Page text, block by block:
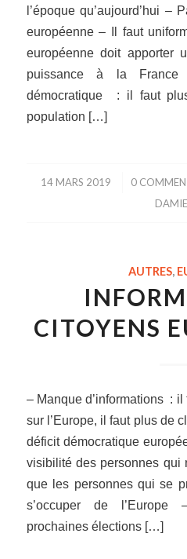
l’époque qu’aujourd’hui –
européenne – Il faut
européenne doit apporter
puissance à la France
démocratique : il faut
population […]
14 MARS 2019
/ 0 /
AUTRES,
CITOYENS
– Manque d’informations :
sur l’Europe, il faut plus de
déficit démocratique
visibilité des personnes qui
que les personnes qui se
s’occuper de
prochaines élections […]